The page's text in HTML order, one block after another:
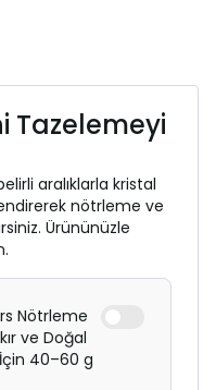
Tazelemeyi
aralıklarla kristal
nötrleme ve
Ürününüzle
Nötrleme
ve Doğal
40–60 g